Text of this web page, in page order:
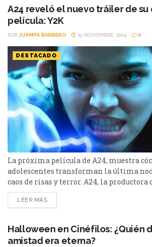
A24 reveló el nuevo tráiler de su
película: Y2K
POR JUAMPA BARBERO 19 NOVIEMBRE, 2024 0
DESTACADO
La próxima película de A24, muestra
adolescentes transforman la última
caos de risas y terror. A24, la productora
corazón de los amantes del cine
como Hereditary y Midsommar, vuelve
película, escrita y dirigida...
LEER MÁS
Halloween en Cinéfilos: ¿Quién
amistad era eterna?